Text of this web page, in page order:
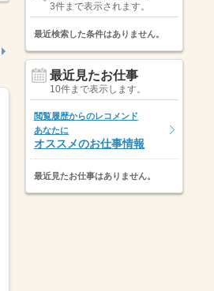
3件まで表示されます。
最近検索した条件はありません。
最近見たお仕事
10件まで表示します。
閲覧履歴からのレコメンド
あなたに
オススメのお仕事情報
最近見たお仕事はありません。